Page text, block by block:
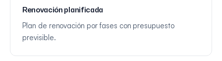
Renovación planificada
Plan de renovación por fases con presupuesto
previsible.